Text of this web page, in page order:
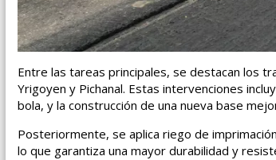
Entre las tareas principales, se destacan los
Yrigoyen y Pichanal. Estas intervenciones
bola, y la construcción de una nueva base
Posteriormente, se aplica riego de
lo que garantiza una mayor durabilidad y